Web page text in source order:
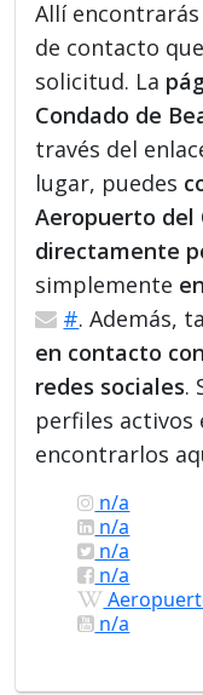
Allí
de contacto
solicitud. La
Condado de
través del
lugar, puedes
Aeropuerto del
directamente
simplemente
#. Además,
en contacto
redes sociales.
perfiles activos
encontrarlos
n/a
n/a
n/a
n/a
n/a